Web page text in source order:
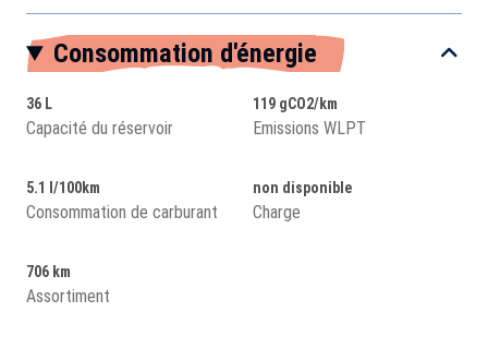
Consommation d'énergie
36 L
Capacité du réservoir
119 gCO2/km
Emissions WLPT
5.1 l/100km
Consommation de carburant
non disponible
Charge
706 km
Assortiment